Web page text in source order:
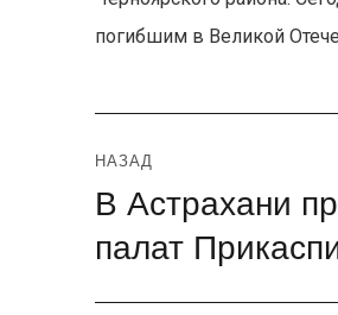
погибшим в Великой
Навигация
по
записям
НАЗАД
Предыдущая
В Астрахани
палат